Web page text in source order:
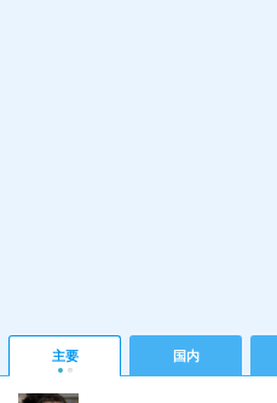
主要 国内